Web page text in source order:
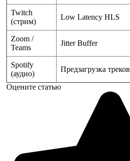
Twitch
(стрим)
Low Latency HLS
Zoom /
Teams
Jitter Buffer
Spotify
(аудио)
Предзагрузка треков
Оцените статью